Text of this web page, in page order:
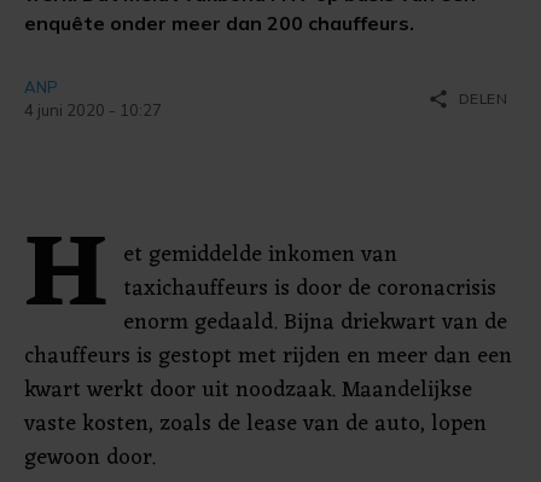
enquête onder meer dan 200 chauffeurs.
ANP
4 juni 2020 - 10:27
share DELEN
H et gemiddelde inkomen van
taxichauffeurs is door de coronacrisis
enorm gedaald. Bijna driekwart van de
chauffeurs is gestopt met rijden en meer dan een
kwart werkt door uit noodzaak. Maandelijkse
vaste kosten, zoals de lease van de auto, lopen
gewoon door.